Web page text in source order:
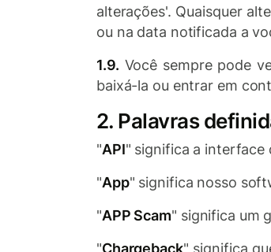
alterações'. Quaisquer
ou na data notificada a
1.9. Você sempre pode
baixá-la ou entrar em
2. Palavras
"API" significa a interface
"App" significa nosso
"APP Scam" significa um
"Chargeback" significa